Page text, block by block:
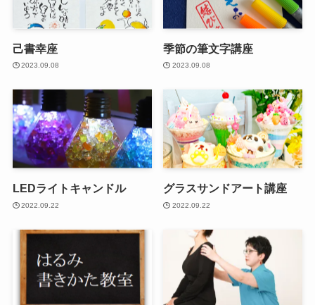
己書幸座
2023.09.08
季節の筆文字講座
2023.09.08
LEDライトキャンドル
2022.09.22
グラスサンドアート講座
2022.09.22